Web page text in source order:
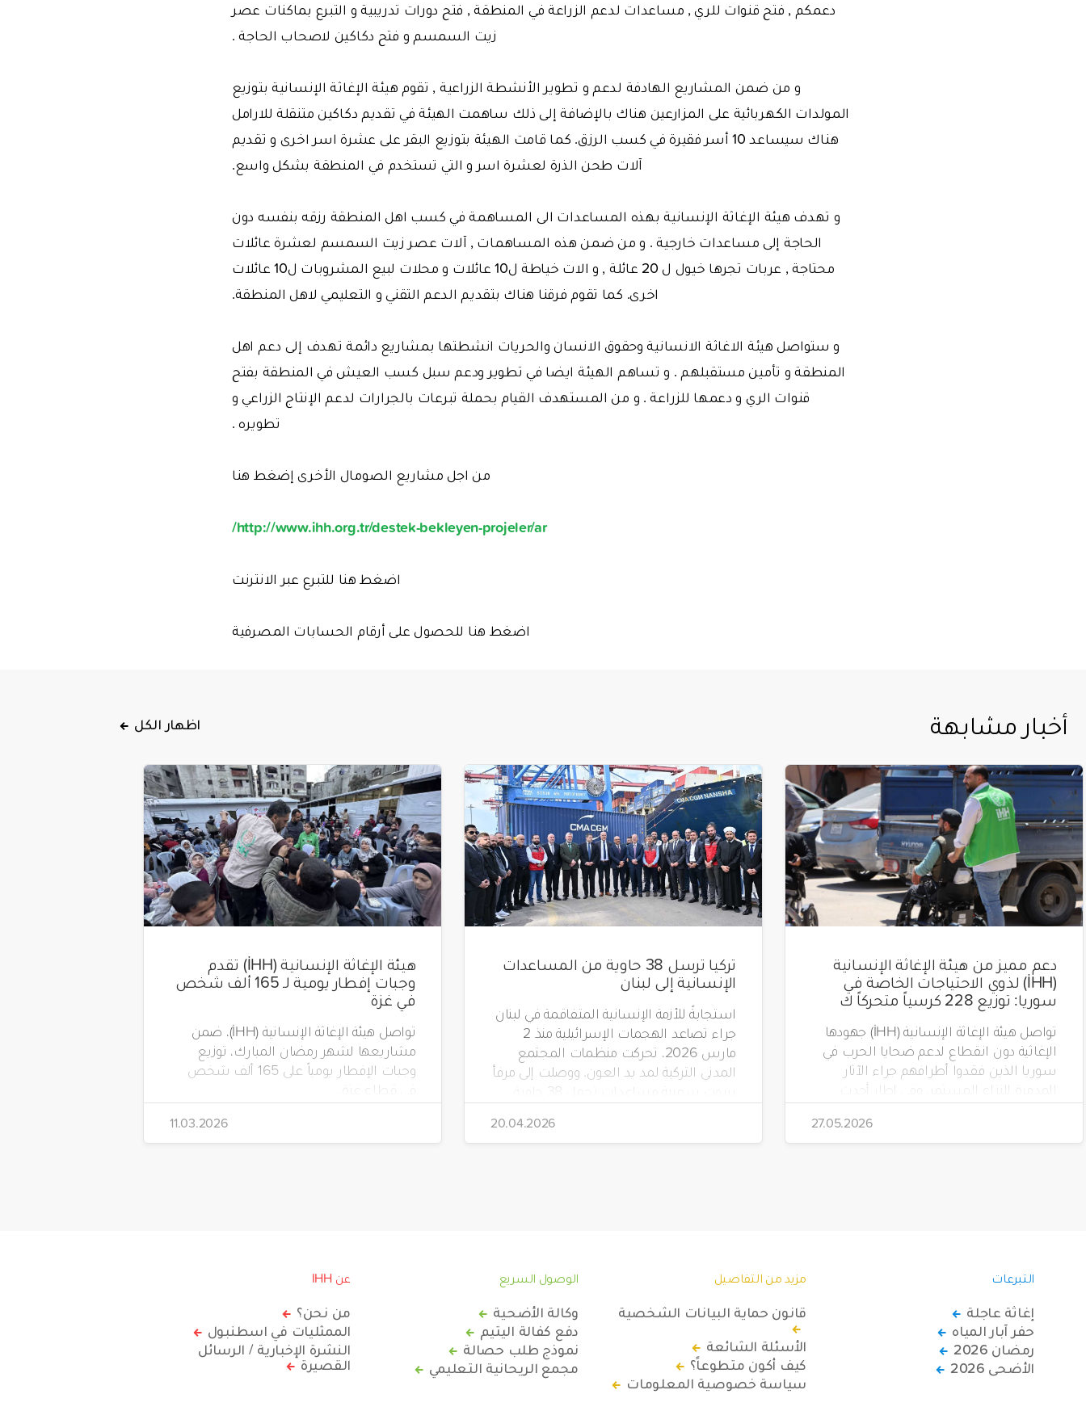
دعمكم , فتح قنوات للري , مساعدات لدعم الزراعة في المنطقة , فتح دورات تدريبية و التبرع بماكنات عصر
زيت السمسم و فتح دكاكين لاصحاب الحاجة .
و من ضمن المشاريع الهادفة لدعم و تطوير الأنشطة الزراعية , تقوم هيئة الإغاثة الإنسانية بتوزيع
المولدات الكهربائية على المزارعين هناك بالإضافة إلى ذلك ساهمت الهيئة في تقديم دكاكين متنقلة للارامل
هناك سيساعد 10 أسر فقيرة في كسب الرزق. كما قامت الهيئة بتوزيع البقر على عشرة اسر اخرى و تقديم
آلات طحن الذرة لعشرة اسر و التي تستخدم في المنطقة بشكل واسع.
و تهدف هيئة الإغاثة الإنسانية بهذه المساعدات الى المساهمة في كسب اهل المنطقة رزقه بنفسه دون
الحاجة إلى مساعدات خارجية . و من ضمن هذه المساهمات , آلات عصر زيت السمسم لعشرة عائلات
محتاجة , عربات تجرها خيول ل 20 عائلة , و الات خياطة ل10 عائلات و محلات لبيع المشروبات ل10 عائلات
اخرى. كما تقوم فرقنا هناك بتقديم الدعم التقني و التعليمي لاهل المنطقة.
و ستواصل هيئة الاغاثة الانسانية وحقوق الانسان والحريات انشطتها بمشاريع دائمة تهدف إلى دعم اهل
المنطقة و تأمين مستقبلهم . و تساهم الهيئة ايضا في تطوير ودعم سبل كسب العيش في المنطقة بفتح
قنوات الري و دعمها للزراعة . و من المستهدف القيام بحملة تبرعات بالجرارات لدعم الإنتاج الزراعي و
تطويره .
من اجل مشاريع الصومال الأخرى إضغط هنا
http://www.ihh.org.tr/destek-bekleyen-projeler/ar/
اضغط هنا للتبرع عبر الانترنت
اضغط هنا للحصول على أرقام الحسابات المصرفية
أخبار مشابهة اظهار الكل
دعم مميز من هيئة الإغاثة الإنسانية
(İHH) لذوي الاحتياجات الخاصة في
سوريا: توزيع 228 كرسياً متحركاً ك
تواصل هيئة الإغاثة الإنسانية (İHH) جهودها
الإغاثية دون انقطاع لدعم ضحايا الحرب في
سوريا الذين فقدوا أطرافهم جراء الآثار
المدمرة للنزاع المستمر. وفي إطار أحدث
مشاريعها، قامت الهيئة بتوزيع 228 كرسياً
متحركاً كهربائياً على أشخاص من ذوي
الاحتياجات الخاصة يعيشون في ظروف
27.05.2026
تركيا ترسل 38 حاوية من المساعدات
الإنسانية إلى لبنان
استجابةً للأزمة الإنسانية المتفاقمة في لبنان
جراء تصاعد الهجمات الإسرائيلية منذ 2
مارس 2026، تحركت منظمات المجتمع
المدني التركية لمد يد العون. ووصلت إلى مرفأ
تضم مواد إغاثية عاجلة، بتنظيم من جمعية
"صدقة طاشي" (Sadakataşı) وبالتعاون مع
هيئة الإغاثة الإنسانية (İHH)، ووقف الأيتام
20.04.2026
هيئة الإغاثة الإنسانية (İHH) تقدم
وجبات إفطار يومية لـ 165 ألف شخص
في غزة
تواصل هيئة الإغاثة الإنسانية (İHH)، ضمن
مشاريعها لشهر رمضان المبارك، توزيع
وجبات الإفطار يومياً على 165 ألف شخص
في قطاع غزة.
11.03.2026
التبرعات
إغاثة عاجلة
حفر آبار المياه
رمضان 2026
الأضحى 2026
مزيد من التفاصيل
قانون حماية البيانات الشخصية
الأسئلة الشائعة
كيف أكون متطوعاً؟
سياسة خصوصية المعلومات
الوصول السريع
وكالة الأضحية
دفع كفالة اليتيم
نموذج طلب حصالة
مجمع الريحانية التعليمي
عن IHH
من نحن؟
الممثليات في اسطنبول
النشرة الإخبارية / الرسائل
القصيرة